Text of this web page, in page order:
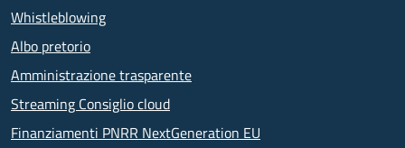
Whistleblowing
Albo pretorio
Amministrazione trasparente
Streaming Consiglio cloud
Finanziamenti PNRR NextGeneration EU